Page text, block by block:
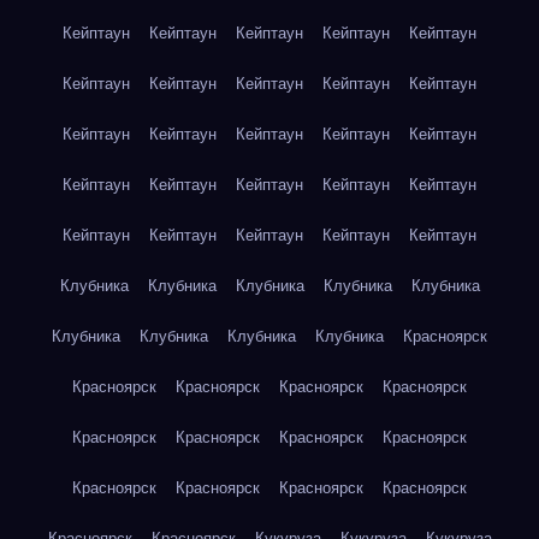
Кейптаун Кейптаун Кейптаун Кейптаун Кейптаун
Кейптаун Кейптаун Кейптаун Кейптаун Кейптаун
Кейптаун Кейптаун Кейптаун Кейптаун Кейптаун
Кейптаун Кейптаун Кейптаун Кейптаун Кейптаун
Кейптаун Кейптаун Кейптаун Кейптаун Кейптаун
Клубника Клубника Клубника Клубника Клубника
Клубника Клубника Клубника Клубника Красноярск
Красноярск Красноярск Красноярск Красноярск
Красноярск Красноярск Красноярск Красноярск
Красноярск Красноярск Красноярск Красноярск